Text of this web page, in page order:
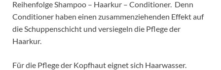
Reihenfolge Shampoo – Haarkur – Conditioner. Denn
Conditioner haben einen zusammenziehenden Effekt auf
die Schuppenschicht und versiegeln die Pflege der
Haarkur.
Für die Pflege der Kopfhaut eignet sich Haarwasser.